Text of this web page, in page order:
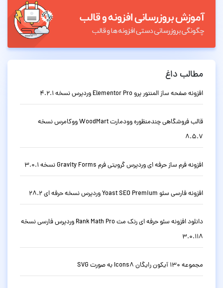
مطالب داغ
افزونه صفحه ساز المنتور پرو Elementor Pro وردپرس نسخه 4.2.1
قالب فروشگاهی چندمنظوره وودمارت WoodMart ووکامرس نسخه
8.5.7
افزونه فرم ساز حرفه ای وردپرس گرویتی فرم Gravity Forms نسخه 3.0.1
افزونه فارسی سئو Yoast SEO Premium وردپرس نسخه حرفه ای 28.2
دانلود افزونه سئو حرفه ای رنک مث Rank Math Pro وردپرس فارسی نسخه
3.0.118
مجموعه 130 آیکون رایگان Icons8 به صورت SVG